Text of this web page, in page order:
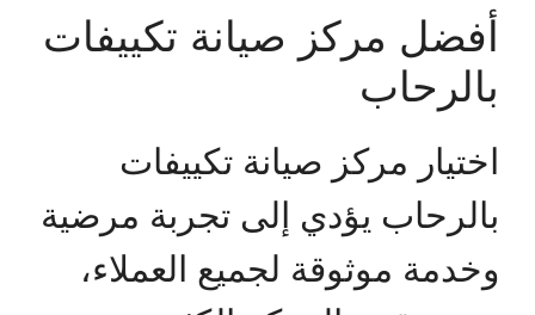
أفضل مركز صيانة تكييفات
بالرحاب
اختيار مركز صيانة تكييفات
بالرحاب يؤدي إلى تجربة مرضية
وخدمة موثوقة لجميع العملاء،